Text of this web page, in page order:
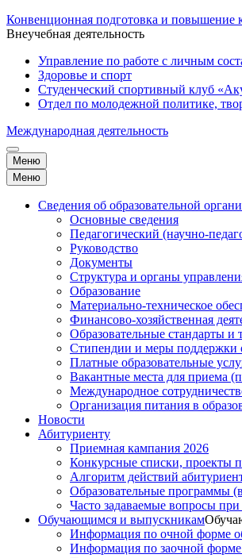
Конвенционная подготовка и повышение
Внеучебная деятельность
Управление по работе с личным
Здоровье и спорт
Студенческий спортивный клуб
Отдел по молодежной политике,
Международная деятельность
Меню
Меню
Сведения об образовательной
Основные сведения
Педагогический (научно-
Руководство
Документы
Структура и органы
Образование
Материально-техническое
Финансово-хозяйственная
Образовательные стандарты и
Стипендии и меры поддержки
Платные образовательные
Вакантные места для приема
Международное
Организация питания в
Новости
Абитуриенту
Приемная кампания 2026
Конкурсные списки, проекты
Алгоритм действий
Образовательные программы
Часто задаваемые вопросы
Обучающимся и выпускникам
Информация по очной форме
Информация по заочной форме